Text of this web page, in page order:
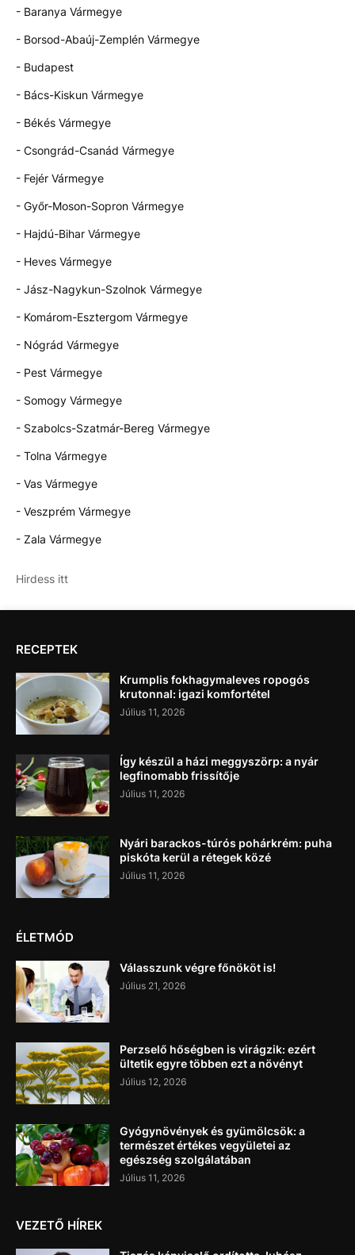
- Baranya Vármegye
- Borsod-Abaúj-Zemplén Vármegye
- Budapest
- Bács-Kiskun Vármegye
- Békés Vármegye
- Csongrád-Csanád Vármegye
- Fejér Vármegye
- Győr-Moson-Sopron Vármegye
- Hajdú-Bihar Vármegye
- Heves Vármegye
- Jász-Nagykun-Szolnok Vármegye
- Komárom-Esztergom Vármegye
- Nógrád Vármegye
- Pest Vármegye
- Somogy Vármegye
- Szabolcs-Szatmár-Bereg Vármegye
- Tolna Vármegye
- Vas Vármegye
- Veszprém Vármegye
- Zala Vármegye
Hirdess itt
RECEPTEK
Krumplis fokhagymaleves ropogós
krutonnal: igazi komfortétel
Július 11, 2026
Így készül a házi meggyszörp: a nyár
legfinomabb frissítője
Július 11, 2026
Nyári barackos-túrós pohárkrém: puha
piskóta kerül a rétegek közé
Július 11, 2026
ÉLETMÓD
Válasszunk végre főnököt is!
Július 21, 2026
Perzselő hőségben is virágzik: ezért
ültetik egyre többen ezt a növényt
Július 12, 2026
Gyógynövények és gyümölcsök: a
természet értékes vegyületei az
egészség szolgálatában
Július 11, 2026
VEZETŐ HÍREK